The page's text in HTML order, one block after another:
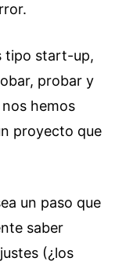
tipo start-up,
probar y
hemos
proyecto que
un paso que
saber
(¿los